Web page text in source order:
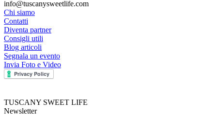
info@tuscanysweetlife.com
Chi siamo
Contatti
Diventa partner
Consigli utili
Blog articoli
Segnala un evento
Invia Foto e Video
TUSCANY SWEET LIFE
Newsletter